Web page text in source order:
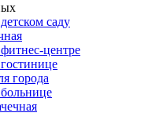
саду
центре
города